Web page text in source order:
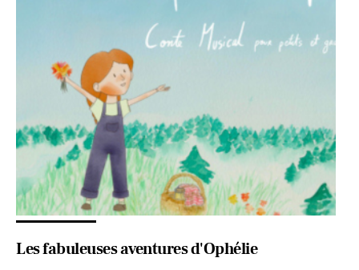
Les fabuleuses aventures d'Ophélie